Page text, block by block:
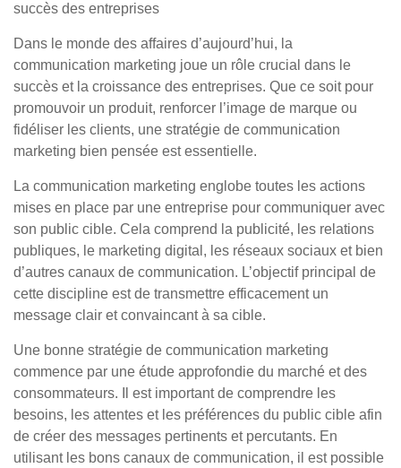
succès des entreprises
Dans le monde des affaires d’aujourd’hui, la
communication marketing joue un rôle crucial dans le
succès et la croissance des entreprises. Que ce soit pour
promouvoir un produit, renforcer l’image de marque ou
fidéliser les clients, une stratégie de communication
marketing bien pensée est essentielle.
La communication marketing englobe toutes les actions
mises en place par une entreprise pour communiquer avec
son public cible. Cela comprend la publicité, les relations
publiques, le marketing digital, les réseaux sociaux et bien
d’autres canaux de communication. L’objectif principal de
cette discipline est de transmettre efficacement un
message clair et convaincant à sa cible.
Une bonne stratégie de communication marketing
commence par une étude approfondie du marché et des
consommateurs. Il est important de comprendre les
besoins, les attentes et les préférences du public cible afin
de créer des messages pertinents et percutants. En
utilisant les bons canaux de communication, il est possible